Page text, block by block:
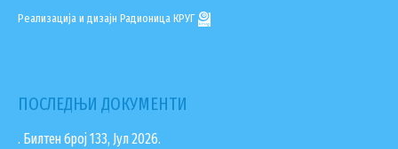
Реализација и дизајн Радионица КРУГ
ПОСЛЕДЊИ ДОКУМЕНТИ
. Билтен број 133, Јул 2026.